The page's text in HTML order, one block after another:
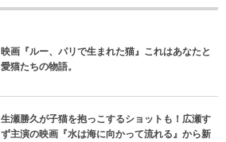
映画『ルー、パリで生まれた猫』これはあなたと
愛猫たちの物語。
生瀬勝久が子猫を抱っこするショットも！広瀬す
ず主演の映画『水は海に向かって流れる』から新